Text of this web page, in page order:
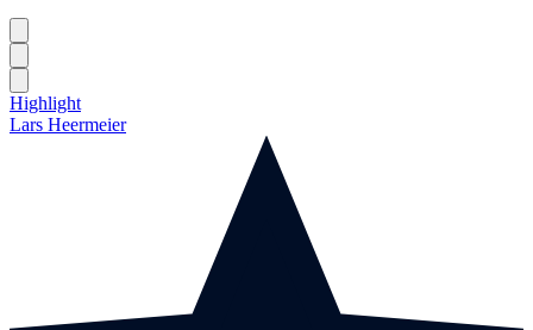
Highlight
Lars Heermeier